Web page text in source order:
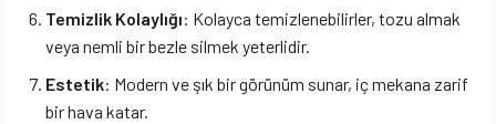
Temizlik Kolaylığı: Kolayca temizlenebilirler, tozu almak
veya nemli bir bezle silmek yeterlidir.
Estetik: Modern ve şık bir görünüm sunar, iç mekana zarif
bir hava katar.